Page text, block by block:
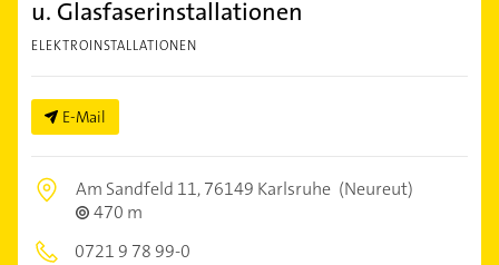
u. Glasfaserinstallationen
ELEKTROINSTALLATIONEN
E-Mail
Am Sandfeld 11,76149 Karlsruhe (Neureut)
470 m
0721 9 78 99-0